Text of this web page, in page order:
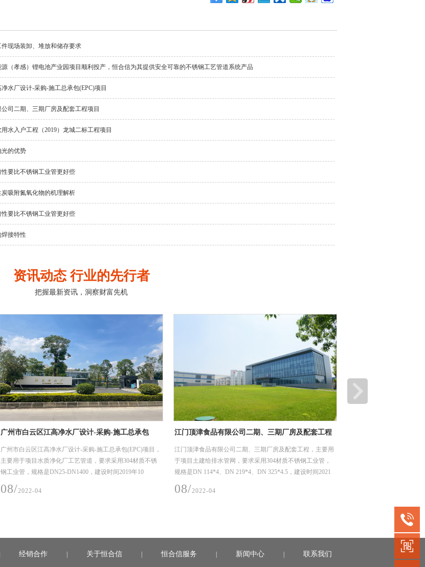
现场装卸、堆放和储存要求
（孝感）锂电池产业园项目顺利投产，恒合信为其提供安全可靠的不锈钢工艺管道系统产品
水厂设计-采购-施工总承包(EPC)项目
司二期、三期厂房及配套工程项目
水入户工程（2019）龙城二标工程项目
光的优势
要比不锈钢工业管更好些
吸附氮氧化物的机理解析
要比不锈钢工业管更好些
接特性
资讯动态 行业的先行者
把握最新资讯，洞察财富先机
广州市白云区江高净水厂设计-采购-施工总承包
广州市白云区江高净水厂设计-采购-施工总承包(EPC)项目，
主要用于项目水质净化厂工艺管道，要求采用304材质不锈
钢工业管，规格是DN25-DN1400，建设时间2019年10
08/2022-04
江门顶津食品有限公司二期、三期厂房及配套工程
江门顶津食品有限公司二期、三期厂房及配套工程，主要用
于项目土建给排水管网，要求采用304材质不锈钢工业管，
规格是DN 114*4、DN 219*4、DN 325*4.5，建设时间2021
08/2022-04
经销合作 | 关于恒合信 | 恒合信服务 | 新闻中心 | 联系我们